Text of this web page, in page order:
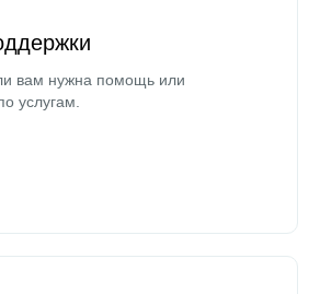
вам нужна помощь или
услугам.